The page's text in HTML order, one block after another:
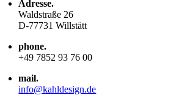
Adresse.
Waldstraße 26
D-77731 Willstätt
phone.
+49 7852 93 76 00
mail.
info@kahldesign.de